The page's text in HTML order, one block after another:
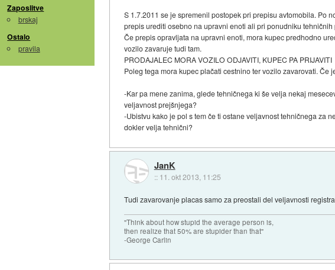
Zaposlitve
brskaj
Ostalo
pravila
S 1.7.2011 se je spremenil postopek pri prepisu avtomobila. Po
prepis urediti osebno na upravni enoti ali pri ponudniku
Če prepis opravljata na upravni enoti, mora kupec predhodno
vozilo zavaruje tudi tam.
PRODAJALEC MORA VOZILO ODJAVITI, KUPEC PA PRIJAVITI
Poleg tega mora kupec plačati cestnino ter vozilo zavarovati.
-Kar pa mene zanima, glede tehničnega ki še velja nekaj
veljavnost prejšnjega?
-Ubistvu kako je pol s tem če ti ostane veljavnost tehničnega za
dokler velja tehnični?
JanK
:: 11. okt 2013, 11:25
Tudi zavarovanje placas samo za preostali del veljavnosti
"Think about how stupid the average person is,
then realize that 50% are stupider than that"
-George Carlin